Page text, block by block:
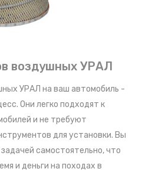
воздушных УРАЛ
УРАЛ на ваш автомобиль -
Они легко подходят к
и не требуют
для установки. Вы
самостоятельно, что
и деньги на походах в